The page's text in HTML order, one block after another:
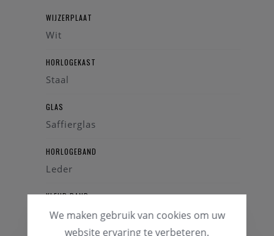
WIJZERPLAAT
Wit
HORLOGEKAST
Staal
GLAS
Saffierglas
HORLOGEBAND
Leder
KLEUR BAND
Bruin
We maken gebruik van cookies om uw
website ervaring te verbeteren.